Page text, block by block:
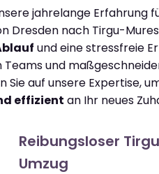
jahrelange Erfahrung
Dresden nach Tirgu-
und eine stressfreie
Teams und
Sie auf unsere Expertise,
effizient an Ihr neues
Reibungsloser
Umzug